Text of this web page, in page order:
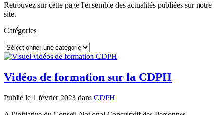
Retrouvez sur cette page l'ensemble des actualités publiées sur notre
site.
Catégories
Catégories
Vidéos de formation sur la CDPH
Publié le 1 février 2023 dans CDPH